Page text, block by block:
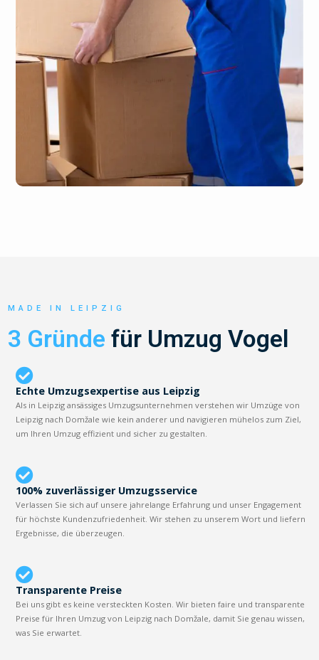
MADE IN LEIPZIG
3 Gründe für Umzug Vogel
Echte Umzugsexpertise aus Leipzig
Als in Leipzig ansässiges Umzugsunternehmen verstehen wir Umzüge von
Leipzig nach Domžale wie kein anderer und navigieren mühelos zum Ziel,
um Ihren Umzug effizient und sicher zu gestalten.
100% zuverlässiger Umzugsservice
Verlassen Sie sich auf unsere jahrelange Erfahrung und unser Engagement
für höchste Kundenzufriedenheit. Wir stehen zu unserem Wort und liefern
Ergebnisse, die überzeugen.
Transparente Preise
Bei uns gibt es keine versteckten Kosten. Wir bieten faire und transparente
Preise für Ihren Umzug von Leipzig nach Domžale, damit Sie genau wissen,
was Sie erwartet.